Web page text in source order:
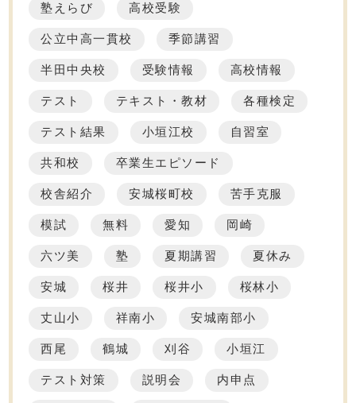
塾えらび 高校受験
公立中高一貫校 季節講習
半田中央校 受験情報 高校情報
テスト テキスト・教材 各種検定
テスト結果 小垣江校 自習室
共和校 卒業生エピソード
校舎紹介 安城桜町校 苦手克服
模試 無料 愛知 岡崎
六ツ美 塾 夏期講習 夏休み
安城 桜井 桜井小 桜林小
丈山小 祥南小 安城南部小
西尾 鶴城 刈谷 小垣江
テスト対策 説明会 内申点